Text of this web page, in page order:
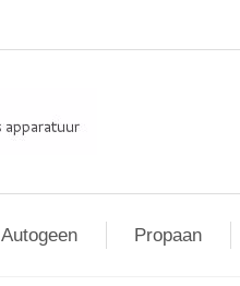
Autogeen Propaan